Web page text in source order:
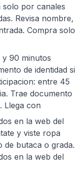
solo por canales
Revisa nombre,
Compra solo
y 90 minutos
de identidad si
entre 45
Trae documento
Llega con
en la web del
y viste ropa
de butaca o grada.
en la web del